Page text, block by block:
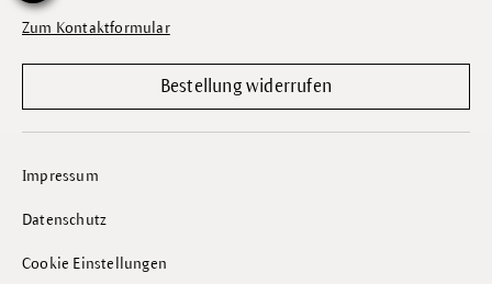
Zum Kontaktformular
Bestellung widerrufen
Impressum
Datenschutz
Cookie Einstellungen